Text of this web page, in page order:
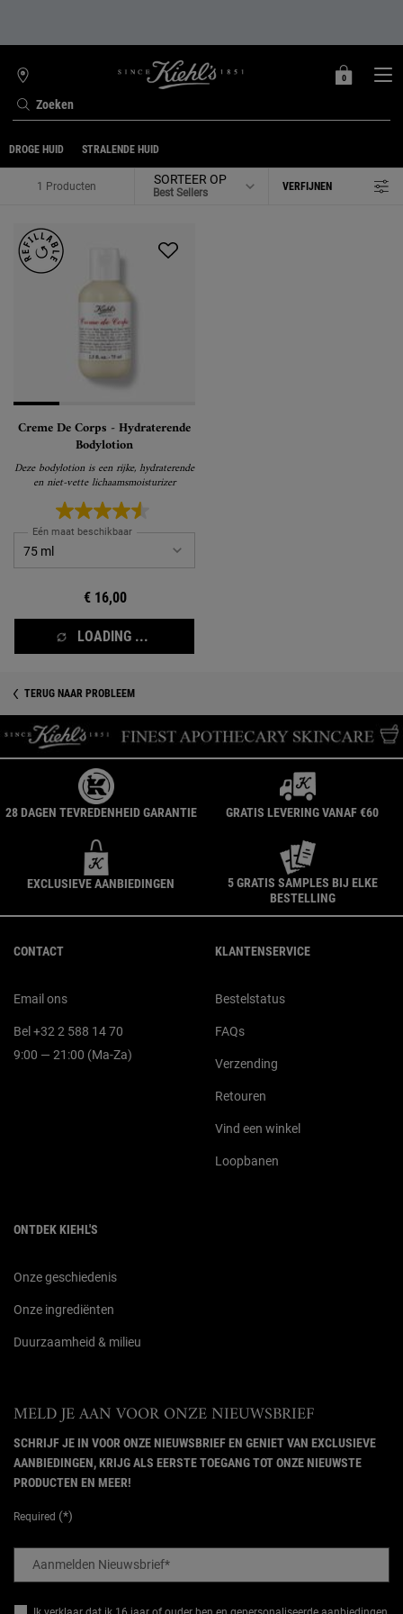
Zoeken
WINKELZOEKER
MIJN
0
0 PRODUCT
DROGE HUID STRALENDE HUID
1 Producten SORTEER OP VERFIJNEN
FILTERMENU
Creme De Corps - Hydraterende
Bodylotion
Deze bodylotion is een rijke, hydraterende
en niet-vette lichaamsmoisturizer
Eén maat beschikbaar
€ 16,00
LOADING ...
TERUG NAAR PROBLEEM
28 DAGEN TEVREDENHEID GARANTIE GRATIS LEVERING VANAF €60
EXCLUSIEVE AANBIEDINGEN
5 GRATIS SAMPLES BIJ ELKE
BESTELLING
CONTACT
Email ons
Bel +32 2 588 14 70
9:00 — 21:00 (Ma-Za)
KLANTENSERVICE
Bestelstatus
FAQs
Verzending
Retouren
Vind een winkel
Loopbanen
ONTDEK KIEHL'S
Onze geschiedenis
Onze ingrediënten
Duurzaamheid & milieu
MELD JE AAN VOOR ONZE NIEUWSBRIEF
SCHRIJF JE IN VOOR ONZE NIEUWSBRIEF EN GENIET VAN EXCLUSIEVE
AANBIEDINGEN, KRIJG ALS EERSTE TOEGANG TOT ONZE NIEUWSTE
PRODUCTEN EN MEER!
Required (*)
Aanmelden Nieuwsbrief*